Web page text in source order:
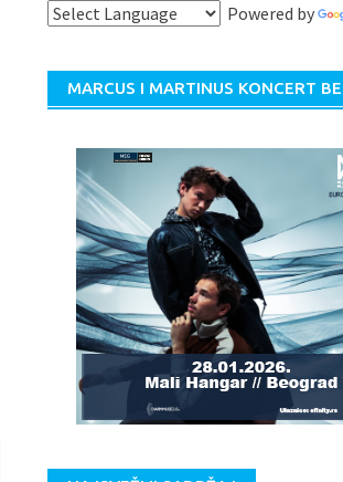
Powered by
MARCUS I MARTINUS KONCERT